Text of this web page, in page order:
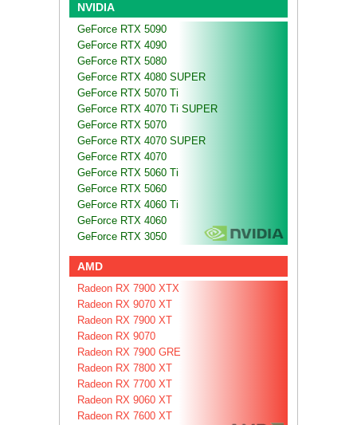
NVIDIA
GeForce RTX 5090
GeForce RTX 4090
GeForce RTX 5080
GeForce RTX 4080 SUPER
GeForce RTX 5070 Ti
GeForce RTX 4070 Ti SUPER
GeForce RTX 5070
GeForce RTX 4070 SUPER
GeForce RTX 4070
GeForce RTX 5060 Ti
GeForce RTX 5060
GeForce RTX 4060 Ti
GeForce RTX 4060
GeForce RTX 3050
AMD
Radeon RX 7900 XTX
Radeon RX 9070 XT
Radeon RX 7900 XT
Radeon RX 9070
Radeon RX 7900 GRE
Radeon RX 7800 XT
Radeon RX 7700 XT
Radeon RX 9060 XT
Radeon RX 7600 XT